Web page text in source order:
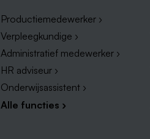
Productiemedewerker ›
Verpleegkundige ›
Administratief medewerker ›
HR adviseur ›
Onderwijsassistent ›
Alle functies ›